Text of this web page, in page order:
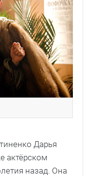
Дарья
актёрском
назад. Она